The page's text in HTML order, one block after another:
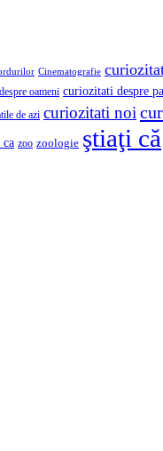
Cinematografie
oameni curiozitati despre
de azi curiozitati noi
ca zoo zoologie ştiaţi că